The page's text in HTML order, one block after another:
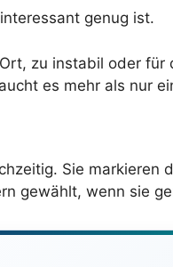
genug ist.
zu instabil oder
es mehr als nur
Sie
gewählt, wenn sie